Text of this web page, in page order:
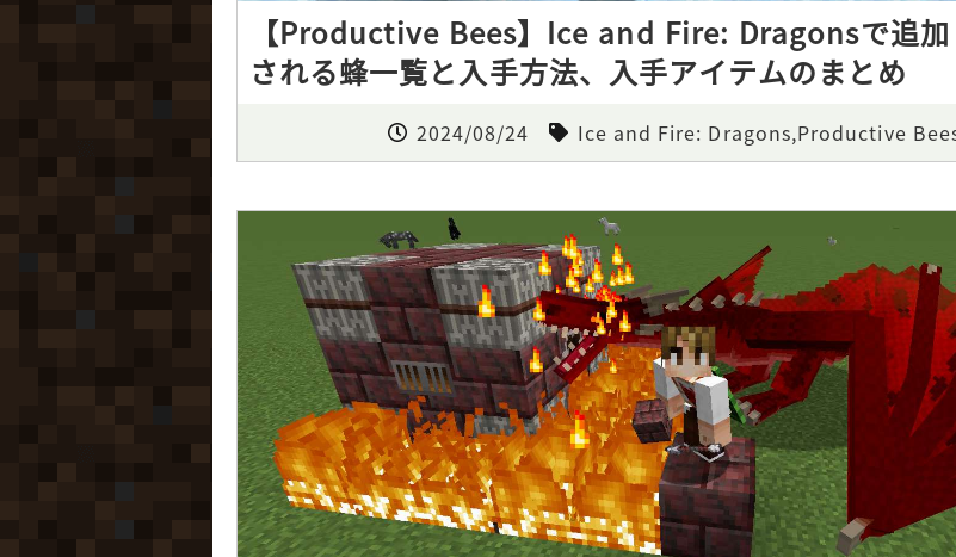
【Productive Bees】Ice and Fire: Dragonsで追加
される蜂一覧と入手方法、入手アイテムのまとめ
2024/08/24 Ice and Fire: Dragons,Productive